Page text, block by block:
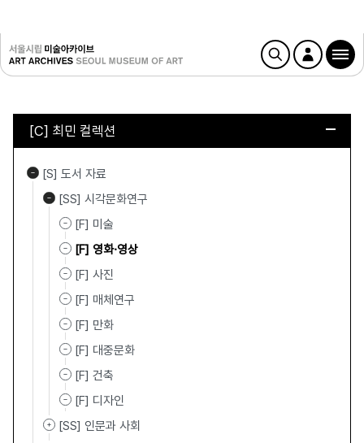
[C] 최민 컬렉션
[S] 도서 자료
[SS] 시각문화연구
[F] 미술
[F] 영화·영상
[F] 사진
[F] 매체연구
[F] 만화
[F] 대중문화
[F] 건축
[F] 디자인
[SS] 인문과 사회